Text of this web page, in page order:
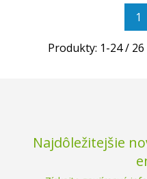
1
Produkty: 1-24/ 26
Najdôležitejšie